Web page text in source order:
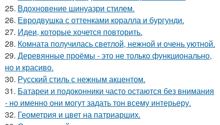
25. Вдохновение шинуазри стилем.
26. Евродвушка с оттенками коралла и бургунди.
27. Идеи, которые хочется повторить.
28. Комната получилась светлой, нежной и очень уютной.
29. Деревянные проёмы - это не только функционально,
но и красиво.
30. Русский стиль с нежным акцентом.
31. Батареи и подоконники часто остаются без внимания
- но именно они могут задать тон всему интерьеру.
32. Геометрия и цвет на патриарших.